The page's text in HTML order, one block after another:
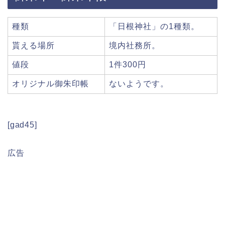
種類 「日根神社」の1種類。
貰える場所 境内社務所。
値段 1件300円
オリジナル御朱印帳 ないようです。
[gad45]
広告